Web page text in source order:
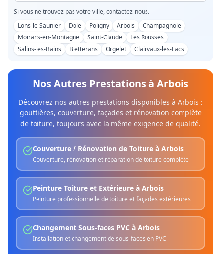
Si vous ne trouvez pas votre ville, contactez-nous.
Lons-le-Saunier
Dole Poligny Arbois
Champagnole
Moirans-en-Montagne
Saint-Claude
Les Rousses
Salins-les-Bains
Bletterans Orgelet Clairvaux-les-Lacs
Nos Autres Prestations à Arbois
Découvrez nos autres prestations disponibles à Arbois :
gouttières, couverture, façades et rénovation complète
de toiture, toujours avec la même exigence de qualité.
Couverture / Rénovation de Toiture à Arbois
Couverture, rénovation et réparation de toiture complète
Peinture Toiture et Extérieure à Arbois
Peinture professionnelle de toiture et façades extérieures
Changement Sous-faces PVC à Arbois
Installation et changement de sous-faces en PVC